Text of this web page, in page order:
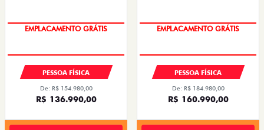
OPORTUNIDADE
PESSOA FÍSICA
De: R$ 154.980,00
R$ 136.990,00
OPORTUNIDADE
PESSOA FÍSICA
De: R$ 184.980,00
R$ 160.990,00